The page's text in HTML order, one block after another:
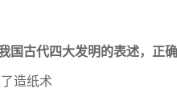
国古代四大发明的表述，正确
造纸术